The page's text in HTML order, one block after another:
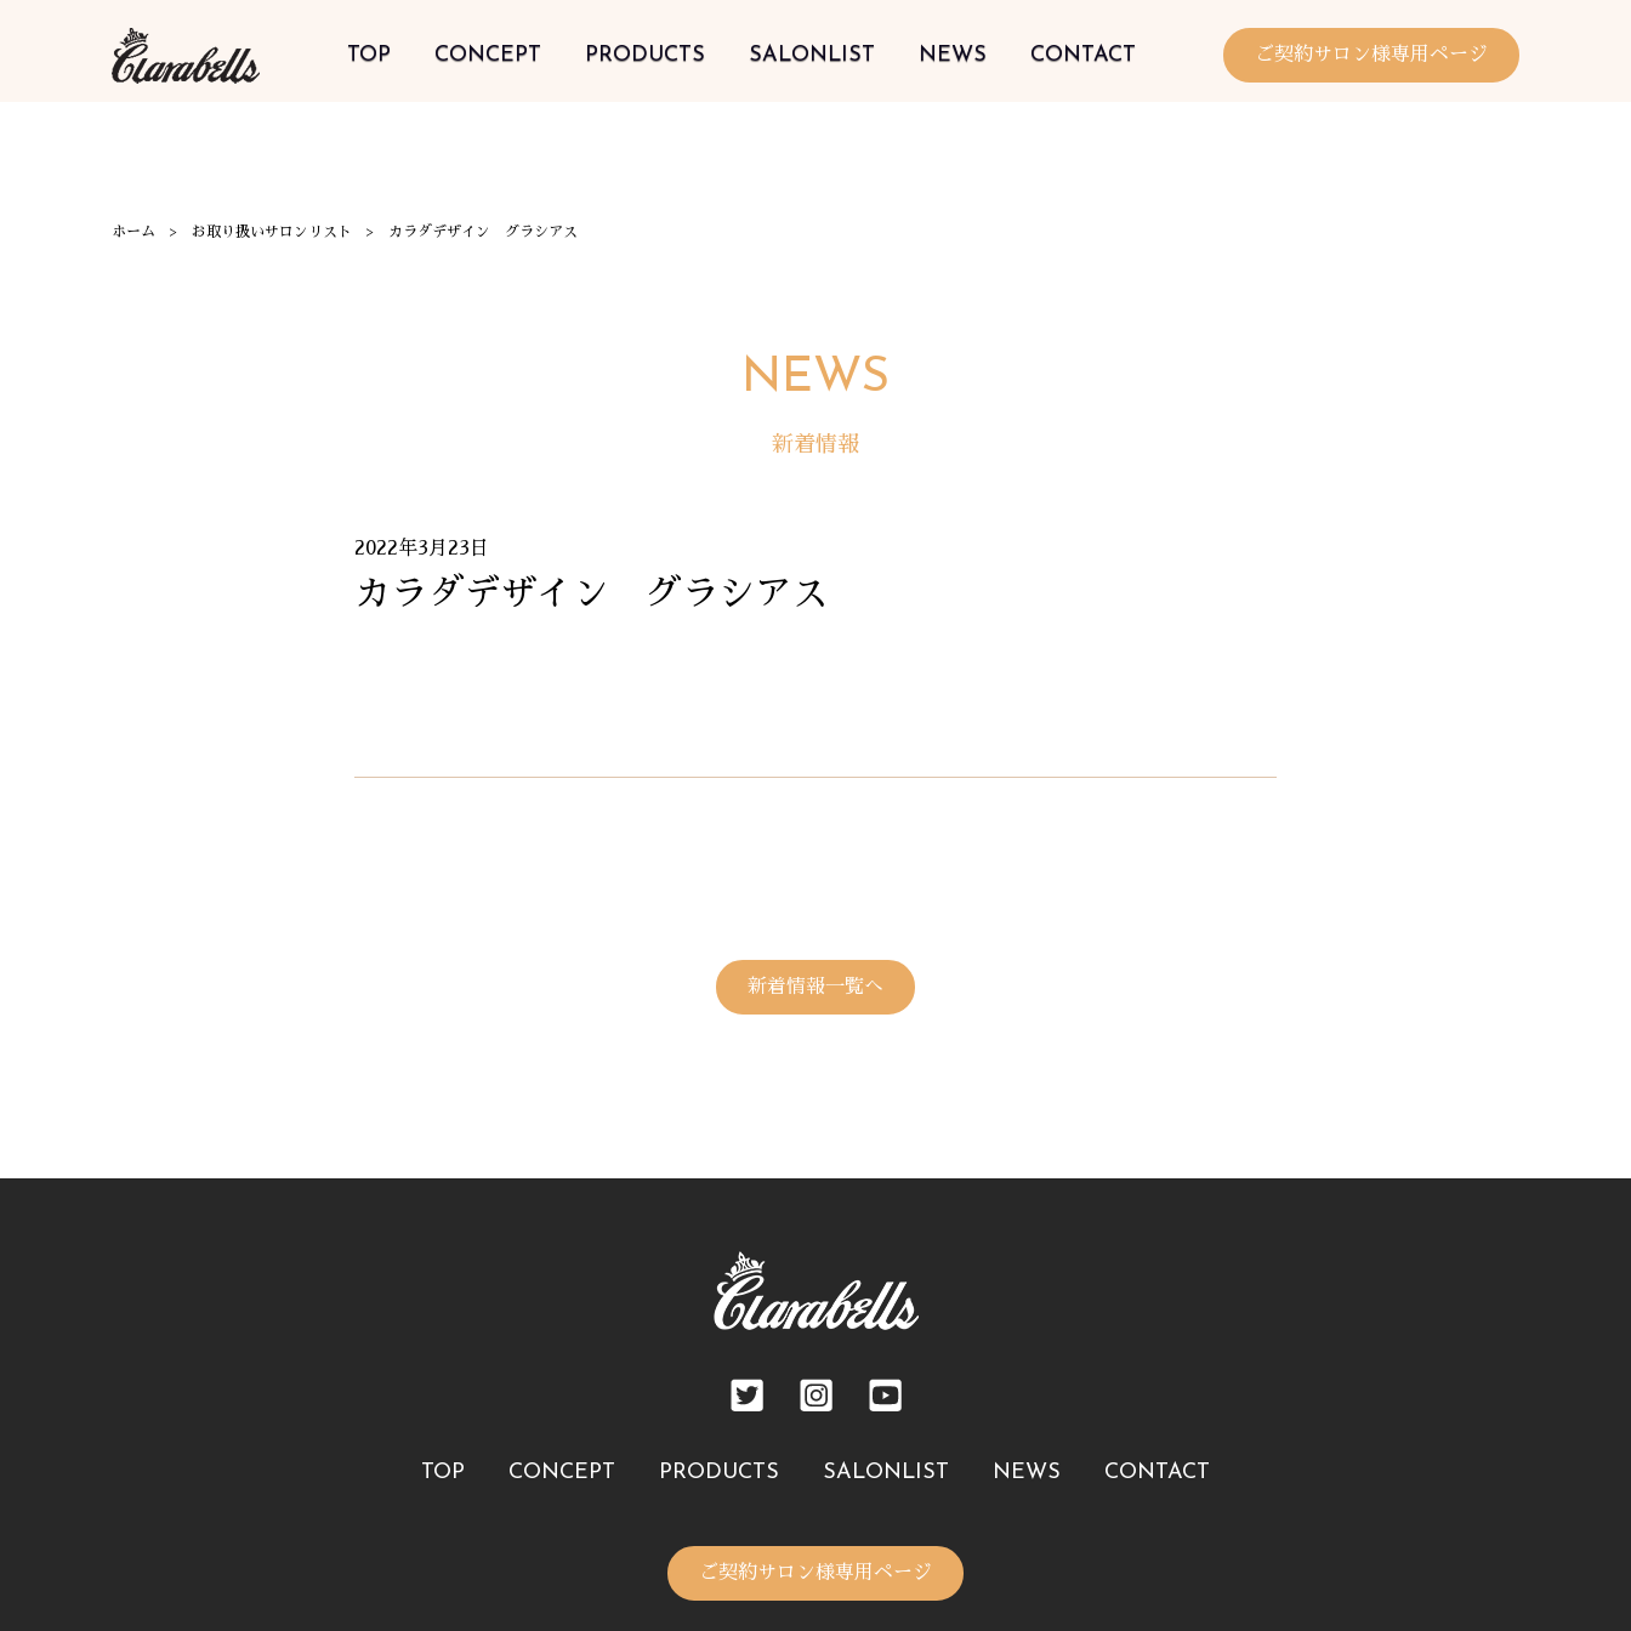
TOP CONCEPT PRODUCTS SALONLIST NEWS CONTACT ご契約サロン様専用ページ
ホーム お取り扱いサロンリスト カラダデザイン グラシアス
NEWS
新着情報
2022年3月23日
カラダデザイン グラシアス
新着情報一覧へ
TOP CONCEPT PRODUCTS SALONLIST NEWS CONTACT
ご契約サロン様専用ページ